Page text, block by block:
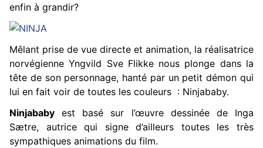
enfin à grandir?
Mêlant prise de vue directe et animation, la réalisatrice
norvégienne Yngvild Sve Flikke nous plonge dans la
tête de son personnage, hanté par un petit démon qui
lui en fait voir de toutes les couleurs : Ninjababy.
Ninjababy est basé sur l’œuvre dessinée de Inga
Sætre, autrice qui signe d’ailleurs toutes les très
sympathiques animations du film.